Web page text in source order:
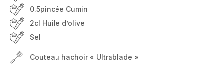
0.5pincée Cumin
2cl Huile d’olive
Sel
Couteau hachoir « Ultrablade »